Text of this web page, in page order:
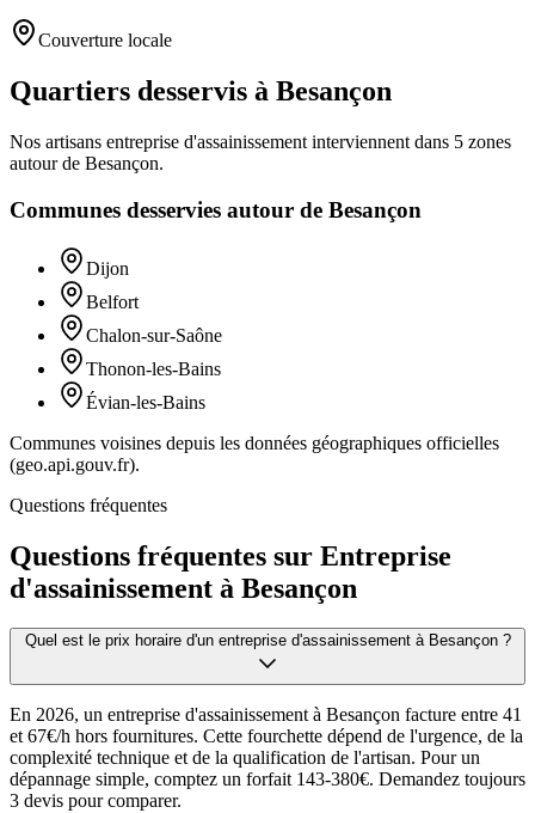
Couverture locale
Quartiers desservis à Besançon
Nos artisans entreprise d'assainissement interviennent dans 5 zones
autour de Besançon.
Communes desservies autour de Besançon
Dijon
Belfort
Chalon-sur-Saône
Thonon-les-Bains
Évian-les-Bains
Communes voisines depuis les données géographiques officielles
(geo.api.gouv.fr).
Questions fréquentes
Questions fréquentes sur Entreprise
d'assainissement à Besançon
Quel est le prix horaire d'un entreprise d'assainissement à Besançon ?
En 2026, un entreprise d'assainissement à Besançon facture entre 41
et 67€/h hors fournitures. Cette fourchette dépend de l'urgence, de la
complexité technique et de la qualification de l'artisan. Pour un
dépannage simple, comptez un forfait 143-380€. Demandez toujours
3 devis pour comparer.